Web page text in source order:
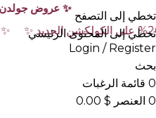
تخطي إلى التصفح
تخطي إلى المحتوى الرئيسي
✨ عروض جولدن لاين الآن خصم 20% على الكولكشن الجديد ✨ ✨ عروض جولدن لاين الآن خصم 20% على الكولكشن الجديد ✨ ✨ عروض جولدن لاين الآن خصم 20% على الكولكشن الجديد ✨ ✨ عروض جولدن لاين الآن خصم 20% على الكولكشن الجديد ✨
Login / Register
بحث
0 قائمة الرغبات
0 العنصر 0.00 $